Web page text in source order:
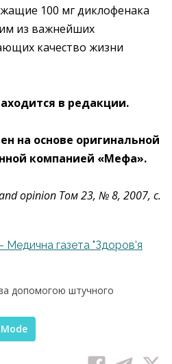
100 мг диклофенака
из важнейших
качество жизни
в редакции.
на основе оригинальной
компанией «Мефа».
opinion Том 23, № 8, 2007, с.
газета "Здоров’я
допомогою штучного